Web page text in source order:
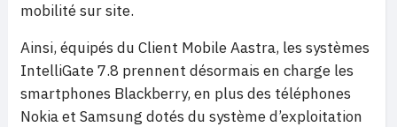
mobilité sur site.
Ainsi, équipés du Client Mobile Aastra, les systèmes
IntelliGate 7.8 prennent désormais en charge les
smartphones Blackberry, en plus des téléphones
Nokia et Samsung dotés du système d’exploitation